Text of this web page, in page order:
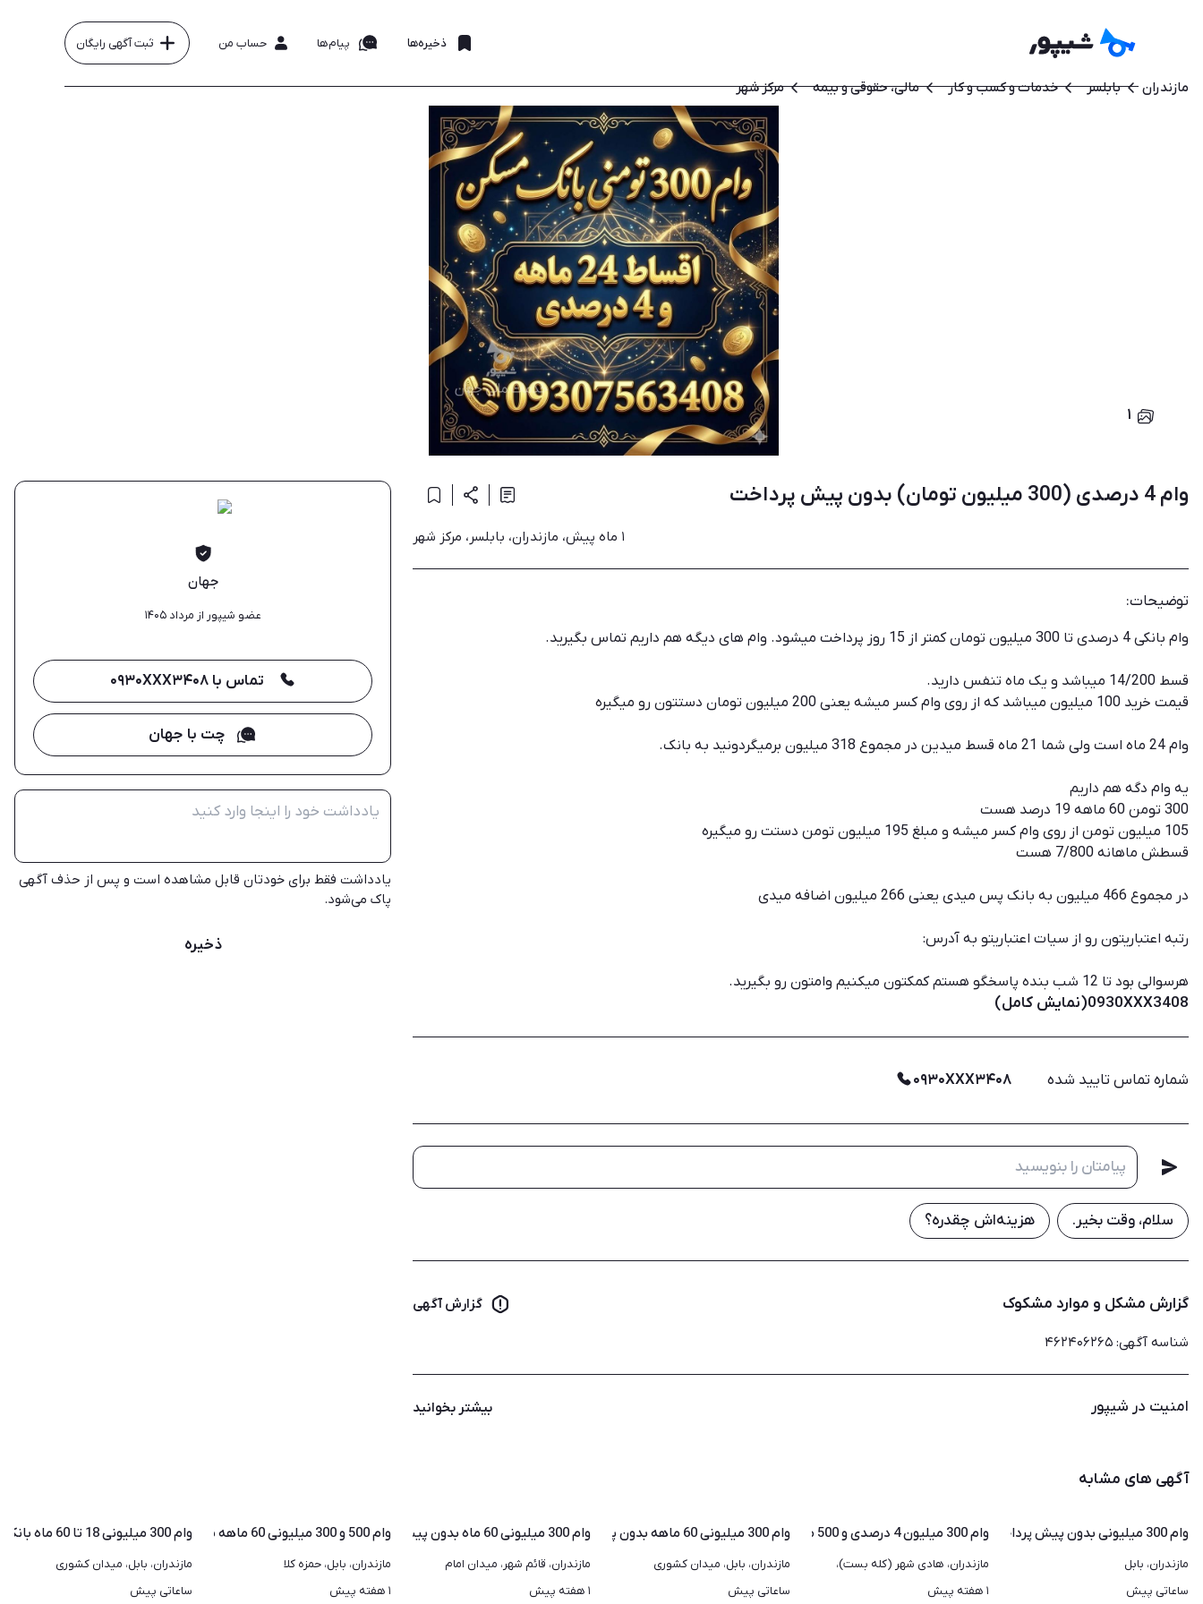
ذخیره‌ها پیام‌ها حساب من ثبت آگهی رایگان
مازندران بابلسر خدمات و کسب و کار مالی، حقوقی و بیمه مرکز شهر
۱
وام 4 درصدی (300 میلیون تومان) بدون پیش پرداخت
۱ ماه پیش، مازندران، بابلسر، مرکز شهر
توضیحات:
وام بانکی 4 درصدی تا 300 میلیون تومان کمتر از 15 روز پرداخت میشود. وام های دیگه هم داریم تماس بگیرید.
قسط 14/200 میباشد و یک ماه تنفس دارید.
قیمت خرید 100 میلیون میباشد که از روی وام کسر میشه یعنی 200 میلیون تومان دستتون رو میگیره
وام 24 ماه است ولی شما 21 ماه قسط میدین در مجموع 318 میلیون برمیگردونید به بانک.
یه وام دگه هم داریم
300 تومن 60 ماهه 19 درصد هست
105 میلیون تومن از روی وام کسر میشه و مبلغ 195 میلیون تومن دستت رو میگیره
قسطش ماهانه 7/800 هست
در مجموع 466 میلیون به بانک پس میدی یعنی 266 میلیون اضافه میدی
رتبه اعتباریتون رو از سیات اعتباریتو به آدرس:
هرسوالی بود تا 12 شب بنده پاسخگو هستم کمکتون میکنیم وامتون رو بگیرید.
0930XXX3408(نمایش کامل)
شماره تماس تایید شده ۰۹۳۰XXX۳۴۰۸
سلام، وقت بخیر. هزینه‌اش چقدره؟
گزارش مشکل و موارد مشکوک گزارش آگهی
شناسه آگهی: ۴۶۲۴۰۶۲۶۵
امنیت در شیپور بیشتر بخوانید
جهان
عضو شیپور از مرداد ۱۴۰۵
تماس با ۰۹۳۰XXX۳۴۰۸
چت با جهان
یادداشت فقط برای خودتان قابل مشاهده است و پس از حذف آگهی
پاک می‌شود.
ذخیره
آگهی های مشابه
وام 300 میلیونی بدون پیش پرداخت 4 درصد
مازندران، بابل
ساعاتی پیش
وام 300 میلیون 4 درصدی و 500 میلیون 23 دردصدی
۱ هفته پیش
وام 300 میلیونی 60 ماهه بدون پیش پرداخت
مازندران، بابل، میدان کشوری
ساعاتی پیش
وام 300 میلیونی 60 ماه بدون پیش پرداخت
مازندران، قائم شهر، میدان امام
۱ هفته پیش
وام 500 و 300 میلیونی 60 ماهه بدون پیش پرداخت
مازندران، بابل، حمزه کلا
۱ هفته پیش
وام 300 میلیونی 18 تا 60 ماه بانکی پیش پرداخت
مازندران، بابل، میدان کشوری
ساعاتی پیش